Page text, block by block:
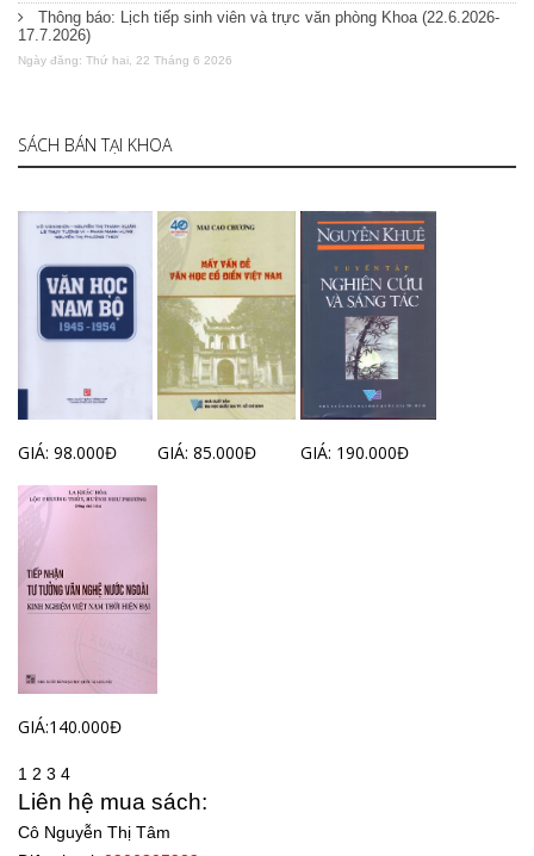
Thông báo: Lịch tiếp sinh viên và trực văn phòng Khoa (22.6.2026-
17.7.2026)
Ngày đăng: Thứ hai, 22 Tháng 6 2026
SÁCH BÁN TẠI KHOA
GIÁ: 98.000Đ GIÁ: 85.000Đ GIÁ: 190.000Đ
GIÁ:140.000Đ
1 2 3 4
Liên hệ mua sách:
Cô Nguyễn Thị Tâm